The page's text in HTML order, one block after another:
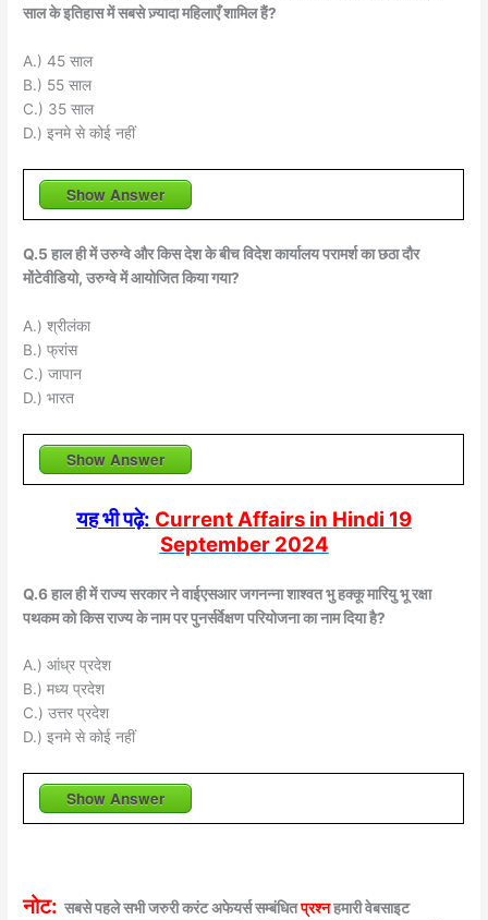
साल के इतिहास में सबसे ज़्यादा महिलाएँ शामिल हैं?
A.) 45 साल
B.) 55 साल
C.) 35 साल
D.) इनमे से कोई नहीं
Show Answer
Q.5 हाल ही में उरुग्वे और किस देश के बीच विदेश कार्यालय परामर्श का छठा दौर
मोंटेवीडियो, उरुग्वे में आयोजित किया गया?
A.) श्रीलंका
B.) फ्रांस
C.) जापान
D.) भारत
Show Answer
यह भी पढ़े: Current Affairs in Hindi 19
September 2024
Q.6 हाल ही में राज्य सरकार ने वाईएसआर जगनन्ना शाश्वत भु हक्कू मारियु भू रक्षा
पथकम को किस राज्य के नाम पर पुनर्सर्वेक्षण परियोजना का नाम दिया है?
A.) आंध्र प्रदेश
B.) मध्य प्रदेश
C.) उत्तर प्रदेश
D.) इनमे से कोई नहीं
Show Answer
नोट: सबसे पहले सभी जरुरी करंट अफेयर्स सम्बंधितप्रश्नहमारी वेबसाइट